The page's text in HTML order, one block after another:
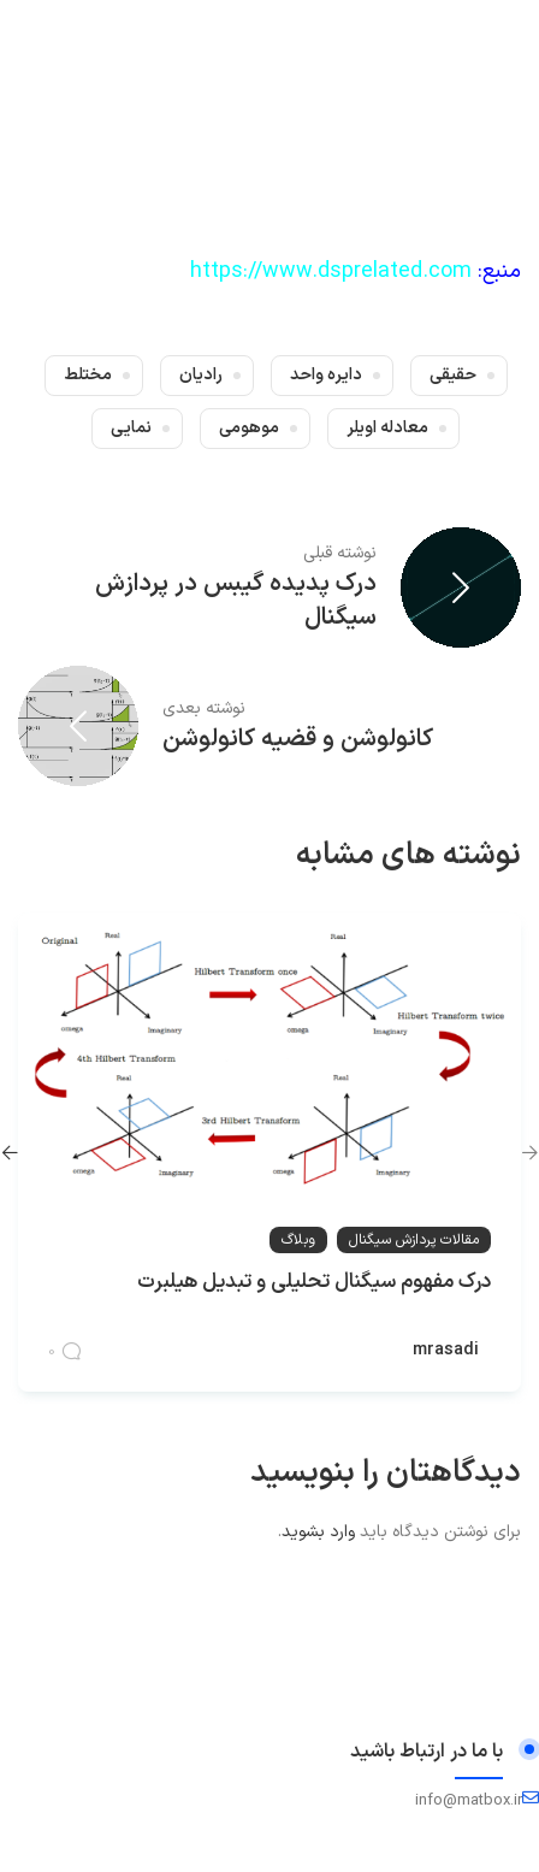
منبع: https://www.dsprelated.com
حقیقی دایره واحد رادیان مختلط
معادله اویلر موهومی نمایی
نوشته قبلی
درک پدیده گیبس در پردازش
سیگنال
نوشته بعدی
کانولوشن و قضیه کانولوشن
نوشته های مشابه
مقالات پردازش سیگنال وبلاگ
درک مفهوم سیگنال تحلیلی و تبدیل هیلبرت
mrasadi
0
دیدگاهتان را بنویسید
برای نوشتن دیدگاه بایدوارد بشوید.
با ما در ارتباط باشید
info@matbox.ir